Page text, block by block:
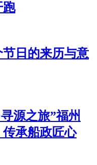
跑
日的来历与意
源之旅”福州
承船政匠心